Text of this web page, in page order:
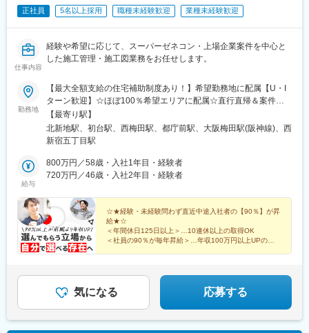
府大学駅、中津駅(大分県)、宮崎駅、都城駅、日向市駅、市役所前
駅(鹿児島県)、北永野田駅、宮ケ浜駅、あおば通駅、さっぽろ駅、
北与野駅、田町駅(東京都)、神奈川駅、伏見駅(愛知県)、本町駅、
三ノ宮駅、八丁堀駅(広島県)、博多駅、北２４条駅、宮原駅、国道
駅、平沼橋駅、蒔田駅、新杉田駅、センター北駅、宮前平駅、自
前駅、観月橋駅、野江内代駅、海老江駅、西長堀駅、谷町九丁目
駅、ＪＲ難波駅、新深江駅、千林駅、松虫駅、住吉東駅、天下茶
屋駅、今福鶴見駅、安立町駅、出戸駅、中崎町駅、谷町四丁目
駅、今川駅(大阪府)、摂津本山駅、湊川駅、高速長田駅、南公園
駅、舟入幸町駅、広島駅、大濠公園駅、七隈駅、交通局前駅(熊本
園駅、住吉駅(東京都)、大崎広小路駅、祐天寺駅、蒲田駅、池ノ上
駅、西日暮里駅、下板橋駅、豊島園駅(西武線)、泊駅(三重県)、高
駅、新高島駅、国際センター駅、神戸三宮駅(阪神)、銀山町駅、加
茂宮駅、西横浜駅、八事日赤駅、桃山御陵前駅、野田駅(阪神線)、
四天王寺前夕陽ケ丘駅、大国町駅、森小路駅、昭和町駅(大阪府)、
花園町駅、細井川駅、梅田駅(地下鉄)、針中野駅、長田駅(神戸市
営)、市民広場駅、舟入本町駅、家庭裁判所前駅、味噌天神前駅、
駅、五反田駅、下北沢駅、西日暮里駅(舎人ライナー)、板橋区役所
前駅、練馬駅、後免東町駅、赤迫駅
駅、東広島駅、下関駅、山口駅(山口県)、宇部駅、徳山駅、徳島
駅、阿南駅、高松駅(香川県)、丸亀駅、詫間駅、松山駅(愛媛県)、
(福岡県)、久留米駅、飯塚駅、大牟田駅、春日駅(福岡県)、佐賀
駅、唐津駅、鳥栖駅、長崎駅(長崎県)、佐世保駅、諫早駅、熊本
佐伯駅、宮崎駅、都城駅、日向市駅、鹿児島駅、霧島神宮駅、宮
ケ浜駅、三河安城駅、金山駅(愛知県)、ナゴヤドーム前矢田駅、下
灘駅、宇和島駅、道後公園駅、石岡駅、東岡山駅、西大寺駅、北
長瀬駅、水沢駅、平泉駅、北上駅、岐阜羽島駅、高山駅、大垣
駅、南宮崎駅、日向住吉駅、油津駅、南仙台駅、多賀城駅、トロ
口駅、新前橋駅、三原駅、宮島口駅、尾道駅、宇多津駅、坂出
駅、多度津駅、高知橋駅、須崎駅、後免駅、新鳥栖駅、伊万里
駅、面白山高原駅、伊勢中川駅、かみのやま温泉駅、新庄駅、新
下関駅、清流新岩国駅、新山口駅、富士急ハイランド駅、石和温
泉駅、小淵沢駅、守山駅、彦根駅、米原駅、川内駅(鹿児島県)、指
宿駅、鹿児島中央駅前駅、森岳駅、角館駅、東能代駅、燕三条
駅、村上駅(新潟県)、ガーラ湯沢駅、新横浜駅、大船駅、小田原
加賀温泉駅、東金沢駅、小松駅、賀来駅、由布院駅、南風崎駅、
長崎駅前駅、塩尻駅、松本駅、権堂駅、米子空港駅(鉄道)、境港
駅、米子駅、出雲市駅、出雲大社前駅、大津町駅、鴨島駅、二軒
屋駅、阿波大谷駅、東武ワールドスクウェア駅、日光駅、間藤
正社員 5名以上採用 職種未経験歓迎 業種未経験歓迎
仕事内容
経験や希望に応じて、スーパーゼネコン・上場企業案件を中心と
した施工管理・施工図業務をお任せします。
勤務地
【最大全額支給の住宅補助制度あり！】希望勤務地に配属【U・I
ターン歓迎】☆ほぼ100％希望エリアに配属☆直行直帰＆案件に
よりマイカー通勤OK【勤務エリア】■北海道■東北：青森、岩手、
秋田、宮城、山形、福島■関東：茨城、栃木、群馬、埼玉、千葉、
東京、神奈川■甲信越：山梨、長野、新潟■北陸：富山、石川、福
良、滋賀、和歌山■中国：鳥取、岡山、広島、山口、島根■四国：
徳島、香川、愛媛、高知■九州：福岡、佐賀、長崎、熊本、大分、
1ビル 5F【東京支店】東京都新宿区西新宿3丁目8-4 BABAビル 8F
【最寄り駅】
北新地駅、初台駅、西梅田駅、都庁前駅、大阪梅田駅(阪神線)、西
新宿五丁目駅
給与
800万円／58歳・入社1年目・経験者
720万円／46歳・入社2年目・経験者
☆★経験・未経験問わず直近中途入社者の【90％】が昇
給★☆
＜年間休日125日以上＞…10連休以上の取得OK
＜社員の90％が毎年昇給＞…年収100万円以上UPの実
気になる 応募する